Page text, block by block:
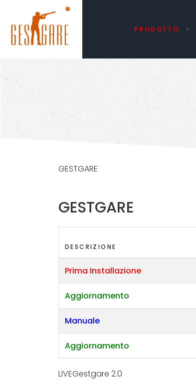
PRODOTTO
GESTGARE
GESTGARE
DESCRIZIONE
Prima Installazione
Aggiornamento
Manuale
Aggiornamento
LIVEGestgare 2.0